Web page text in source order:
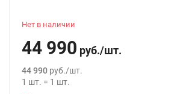
Нет в наличии
44 990 руб./шт.
44 990 руб./шт.
1 шт. = 1 шт.